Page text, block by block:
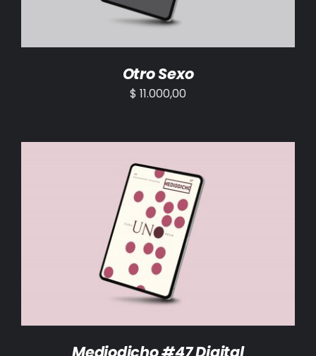
Otro Sexo
$ 11.000,00
AÑADIR AL CARRITO /